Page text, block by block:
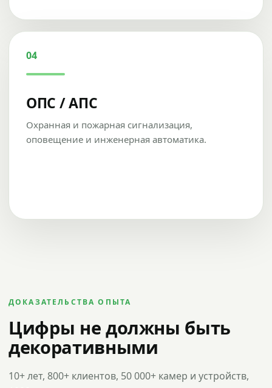
04
ОПС / АПС
Охранная и пожарная сигнализация,
оповещение и инженерная автоматика.
ДОКАЗАТЕЛЬСТВА ОПЫТА
Цифры не должны быть
декоративными
10+ лет, 800+ клиентов, 50 000+ камер и устройств,